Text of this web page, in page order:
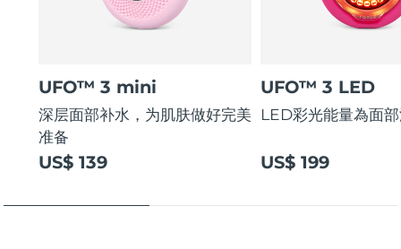
UFO™ 3 mini
深层面部补水，为肌肤做好完美
准备
US$ 139
UFO™ 3 LED
LED彩光能量為面
US$ 199